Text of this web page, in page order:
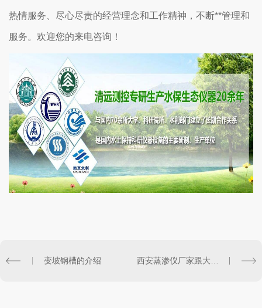
热情服务、尽心尽责的经营理念和工作精神，不断**管理和
服务。欢迎您的来电咨询！
变坡钢槽的介绍